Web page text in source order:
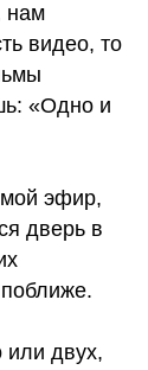
нам
видео, то
«Одно и
эфир,
дверь в
или двух,